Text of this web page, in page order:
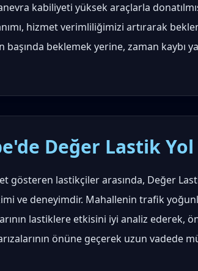
kabiliyeti yüksek araçlarla
hizmet verimliliğimizi artırarak
başında beklemek yerine, zaman kaybı
Değer Lastik Yol
gösteren lastikçiler arasında, Değer
ve deneyimdir. Mahallenin trafik
lastiklere etkisini iyi analiz ederek,
önüne geçerek uzun vadede